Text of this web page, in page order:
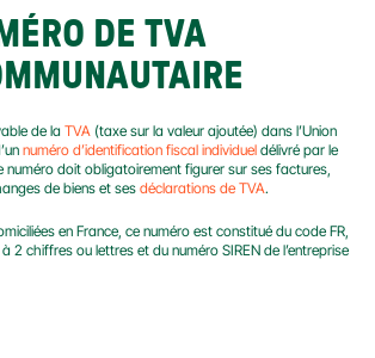
DE TVA
de la TVA (taxe sur la valeur ajoutée) dans l’Union
numéro d’identification fiscal individuel délivré par le
numéro doit obligatoirement figurer sur ses factures,
de biens et ses déclarations de TVA.
en France, ce numéro est constitué du code FR,
2 chiffres ou lettres et du numéro SIREN de l’entreprise